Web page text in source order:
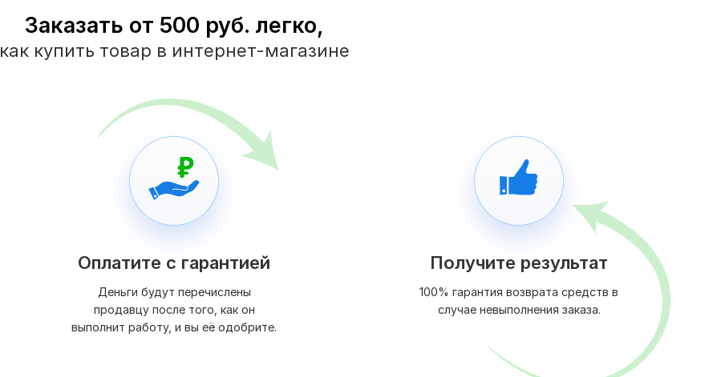
Заказать от 500 руб. легко,
как купить товар в интернет-магазине
Оплатите с гарантией
Деньги будут перечислены
продавцу после того, как он
выполнит работу, и вы её одобрите.
Получите результат
100% гарантия возврата средств в
случае невыполнения заказа.